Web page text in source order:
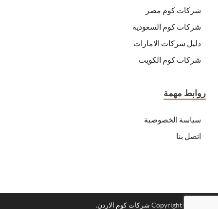
شركات كوم مصر
شركات كوم السعودية
دليل شركات الامارات
شركات كوم الكويت
روابط مهمة
سياسة الخصوصية
اتصل بنا
Copyright © 2026 شركات كوم الاردن.